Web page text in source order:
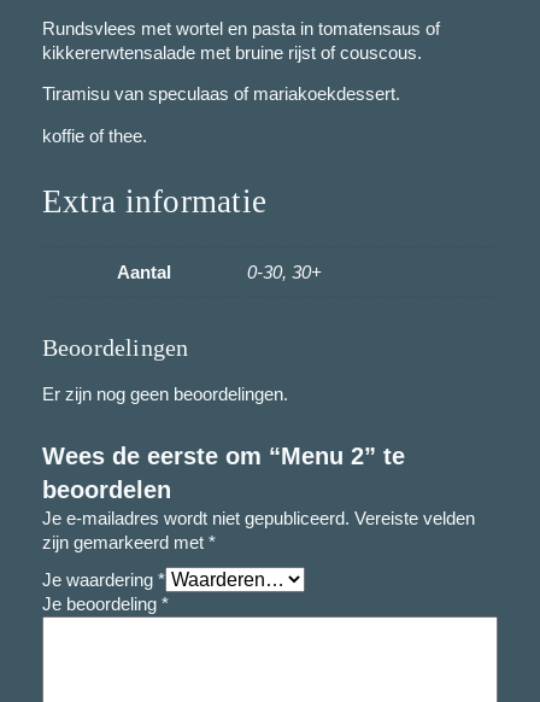
0
t
o
3
Rundsvlees met wortel en pasta in tomatensaus of
kikkererwtensalade met bruine rijst of couscous.
Tiramisu van speculaas of mariakoekdessert.
koffie of thee.
Extra informatie
Aantal 0-30, 30+
Beoordelingen
Er zijn nog geen beoordelingen.
Wees de eerste om “Menu 2” te
beoordelen
Je e-mailadres wordt niet gepubliceerd. Vereiste velden
zijn gemarkeerd met *
Je waardering *
Je beoordeling *